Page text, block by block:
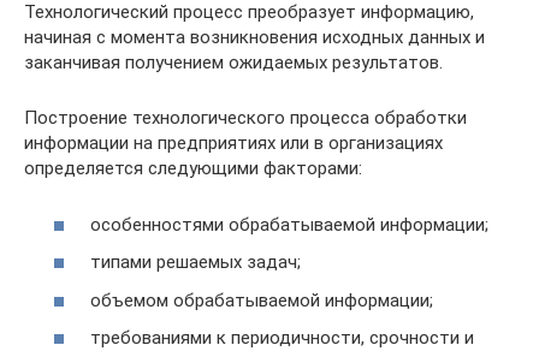
Технологический процесс преобразует информацию,
начиная с момента возникновения исходных данных и
заканчивая получением ожидаемых результатов.
Построение технологического процесса обработки
информации на предприятиях или в организациях
определяется следующими факторами:
особенностями обрабатываемой информации;
типами решаемых задач;
объемом обрабатываемой информации;
требованиями к периодичности, срочности и